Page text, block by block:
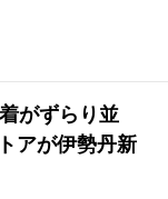
がずらり並
アが伊勢丹新